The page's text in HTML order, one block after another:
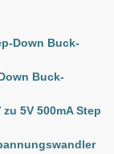
Down Buck-
Buck-
5V 500mA Step